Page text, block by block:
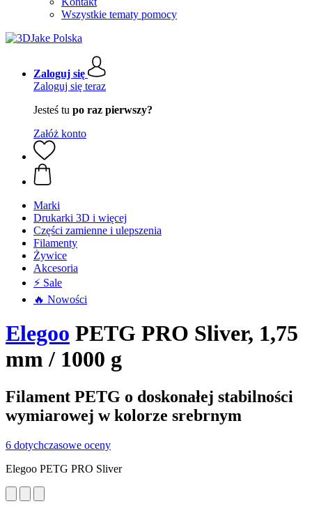
Wszystkie tematy pomocy
Zaloguj się
Zaloguj się teraz
Jesteś tu po raz pierwszy?
Załóż konto
Marki
Drukarki 3D i więcej
Części zamienne i ulepszenia
Filamenty
Żywice
Akcesoria
⚡ Sale
🔥 Nowości
Elegoo PETG PRO Sliver, 1,75
mm / 1000 g
Filament PETG o doskonałej stabilności
wymiarowej w kolorze srebrnym
6 dotychczasowe oceny
Elegoo PETG PRO Sliver